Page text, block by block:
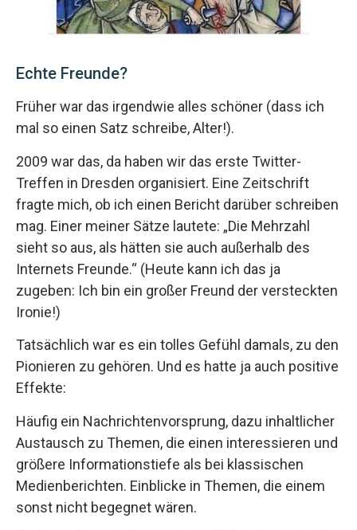
Echte Freunde?
Früher war das irgendwie alles schöner (dass ich
mal so einen Satz schreibe, Alter!).
2009 war das, da haben wir das erste Twitter-
Treffen in Dresden organisiert. Eine Zeitschrift
fragte mich, ob ich einen Bericht darüber schreiben
mag. Einer meiner Sätze lautete: „Die Mehrzahl
sieht so aus, als hätten sie auch au­ßerhalb des
Internets Freun­de.“ (Heute kann ich das ja
zugeben: Ich bin ein großer Freund der versteckten
Ironie!)
Tatsächlich war es ein tolles Gefühl damals, zu den
Pionieren zu gehören. Und es hatte ja auch positive
Effekte:
Häufig ein Nachrichtenvorsprung, dazu inhaltlicher
Austausch zu Themen, die einen interessieren und
größere Informationstiefe als bei klassischen
Medienberichten. Einblicke in Themen, die einem
sonst nicht begegnet wären.